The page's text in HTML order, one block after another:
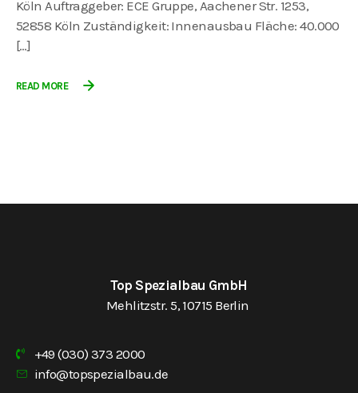
Köln Auftraggeber: ECE Gruppe, Aachener Str. 1253,
52858 Köln Zuständigkeit: Innenausbau Fläche: 40.000
[…]
READ MORE
Top Spezialbau GmbH
Mehlitzstr. 5, 10715 Berlin
+49 (030) 373 2000
info@topspezialbau.de